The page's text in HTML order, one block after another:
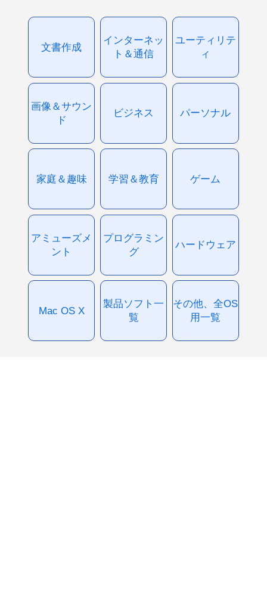
文書作成
インターネッ
ト＆通信
ユーティリテ
ィ
画像＆サウン
ド
ビジネス パーソナル
家庭＆趣味 学習＆教育 ゲーム
アミューズメ
ント
プログラミン
グ
ハードウェア
Mac OS X
製品ソフト一
覧
その他、全OS
用一覧